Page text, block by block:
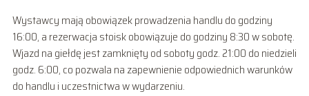
Wystawcy mają obowiązek prowadzenia handlu do godziny
16:00, a rezerwacja stoisk obowiązuje do godziny 8:30 w sobotę.
Wjazd na giełdę jest zamknięty od soboty godz. 21:00 do niedzieli
godz. 6:00, co pozwala na zapewnienie odpowiednich warunków
do handlu i uczestnictwa w wydarzeniu.